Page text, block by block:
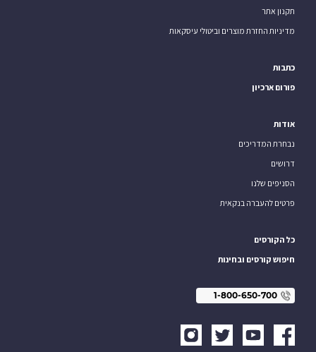
תקנון אתר
מדיניות החזרת מוצרים וביטולי עיסקאות
כתבות
פורום ארכיון
אודות
נבחרת המדריכים
דרושים
הסניפים שלנו
פרטים להעברה בנקאית
כל הקורסים
חיפוש קורסים ובחינות
1-800-650-700